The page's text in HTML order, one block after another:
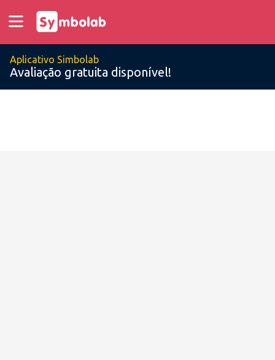
Aplicativo Simbolab
Avaliação gratuita disponível!